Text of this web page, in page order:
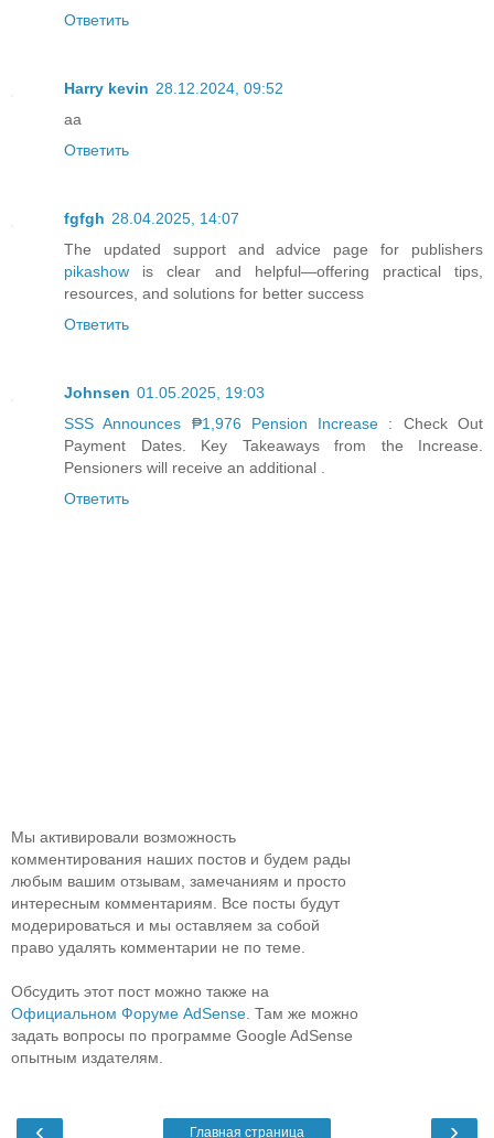
Ответить
Harry kevin 28.12.2024, 09:52
aa
Ответить
fgfgh 28.04.2025, 14:07
The updated support and advice page for publishers
pikashow is clear and helpful—offering practical tips,
resources, and solutions for better success
Ответить
Johnsen 01.05.2025, 19:03
SSS Announces ₱1,976 Pension Increase : Check Out
Payment Dates. Key Takeaways from the Increase.
Pensioners will receive an additional .
Ответить
Мы активировали возможность
комментирования наших постов и будем рады
любым вашим отзывам, замечаниям и просто
интересным комментариям. Все посты будут
модерироваться и мы оставляем за собой
право удалять комментарии не по теме.
Обсудить этот пост можно также на
Официальном Форуме AdSense. Там же можно
задать вопросы по программе Google AdSense
опытным издателям.
‹ ›
Главная страница